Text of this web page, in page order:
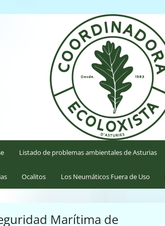
Listado de problemas ambientales de Asturias
Ocalitos Los Neumáticos Fuera de Uso
Marítima de